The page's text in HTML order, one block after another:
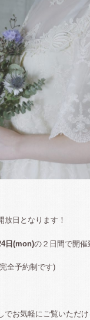
放日となります！
日(mon)の２日間で開催
全予約制です)
でお気軽にご覧いただ